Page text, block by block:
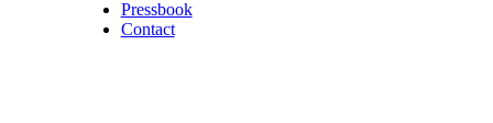
Pressbook
Contact